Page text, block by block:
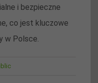
i bezpieczne
co jest kluczowe
w Polsce.